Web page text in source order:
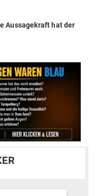
Aus­sa­ge­kraft hat der